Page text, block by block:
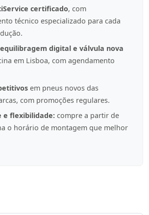
certificado, com
técnico especializado para cada
digital e válvula nova
em Lisboa, com agendamento
em pneus novos das
com promoções regulares.
e flexibilidade: compre a partir de
o horário de montagem que melhor